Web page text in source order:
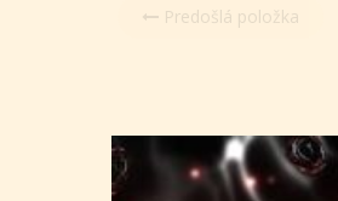
Predošlá položka